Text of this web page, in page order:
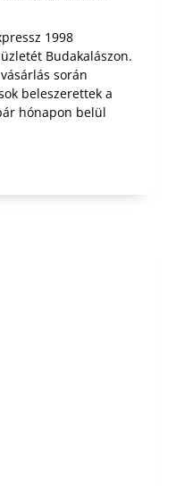
1998
Budakalászon.
során
beleszerettek a
hónapon belül